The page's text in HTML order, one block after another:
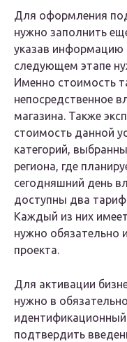
Для оформления
нужно заполнить
указав информацию
следующем этапе
Именно стоимость
непосредственное
магазина. Также
стоимость данной
категорий,
региона, где
сегодняшний день
доступны два
Каждый из них
нужно обязательно
проекта.
Для активации
нужно в
подтвердить